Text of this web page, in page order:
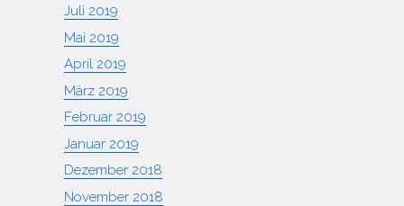
Juli 2019
Mai 2019
April 2019
März 2019
Februar 2019
Januar 2019
Dezember 2018
November 2018